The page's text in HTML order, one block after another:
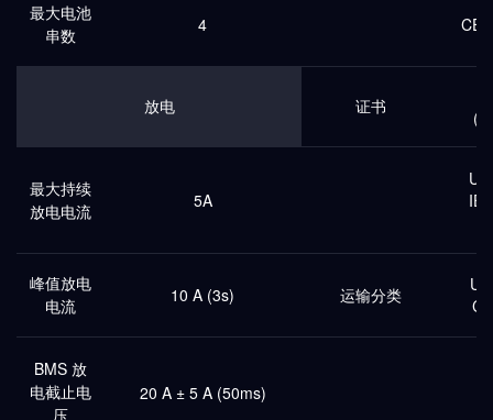
最大电池
串数
4 CE
放电 证书
最大持续
放电电流
5A
峰值放电
电流
10 A (3s) 运输分类
BMS 放
电截止电
压
20 A ± 5 A (50ms)